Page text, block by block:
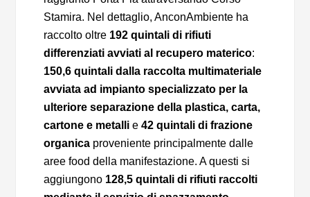
Stamira. Nel dettaglio, AnconAmbiente ha
raccolto oltre 192 quintali di rifiuti
differenziati avviati al recupero materico:
150,6 quintali dalla raccolta multimateriale
avviata ad impianto specializzato per la
ulteriore separazione della plastica, carta,
cartone e metallie42 quintali di frazione
organica proveniente principalmente dalle
aree food della manifestazione. A questi si
aggiungono 128,5 quintali di rifiuti raccolti